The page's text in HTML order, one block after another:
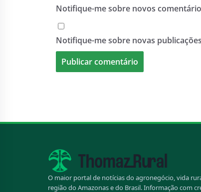
Notifique-me sobre novos
Notifique-me sobre novas
O maior portal de notícias do agronegócio, vida
região do Amazonas e do Brasil. Informação com